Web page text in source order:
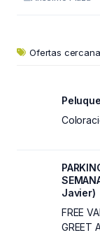
Ofertas
Javier)
FREE
GREET